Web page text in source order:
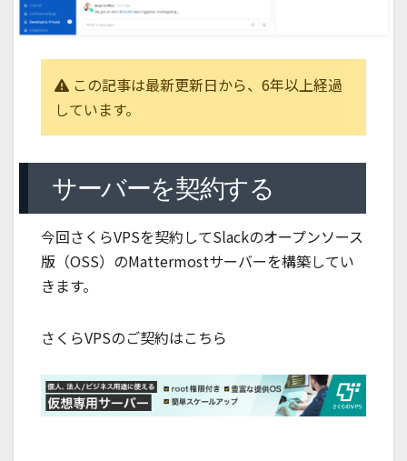
この記事は最新更新日から、6年以上経過
しています。
サーバーを契約する
今回さくらVPSを契約してSlackのオープンソース
版（OSS）のMattermostサーバーを構築してい
きます。
さくらVPSのご契約はこちら